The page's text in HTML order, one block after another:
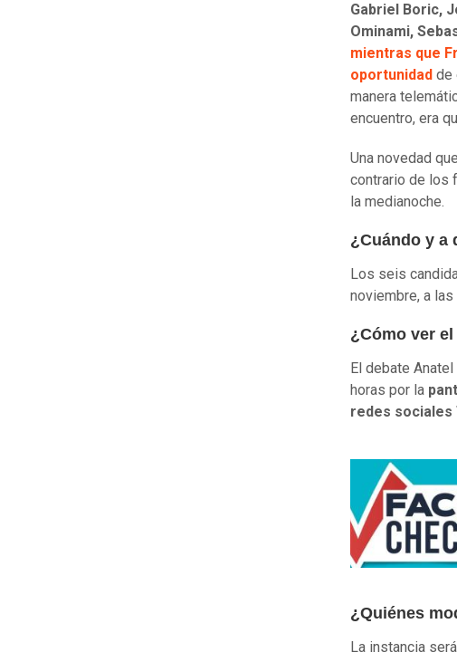
Gabriel Boric,
Ominami,
mientras que
oportunidad de
manera
encuentro, era
Una novedad
contrario de los
la medianoche.
¿Cuándo y a
Los seis
noviembre, a las
¿Cómo ver
El debate
horas por la
redes sociales
¿Quiénes
La instancia